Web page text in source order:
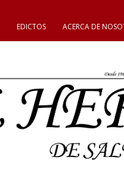
EDICTOS ACERCA DE